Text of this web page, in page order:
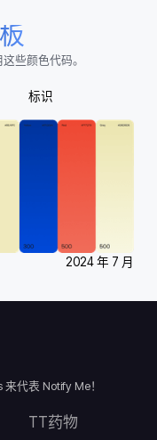
些颜色代码。
标识
2024 年 7 月
代表 Notify Me！
TT药物